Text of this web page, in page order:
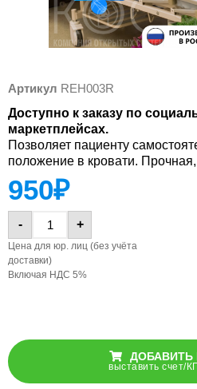
Артикул REH003R
Доступно к заказу по
маркетплейсах.
Позволяет пациенту
положение в кровати.
950₽
- +
Цена для юр. лиц (без учёта
доставки)
Включая НДС 5%
ДОБАВИТЬ
выставить счет/